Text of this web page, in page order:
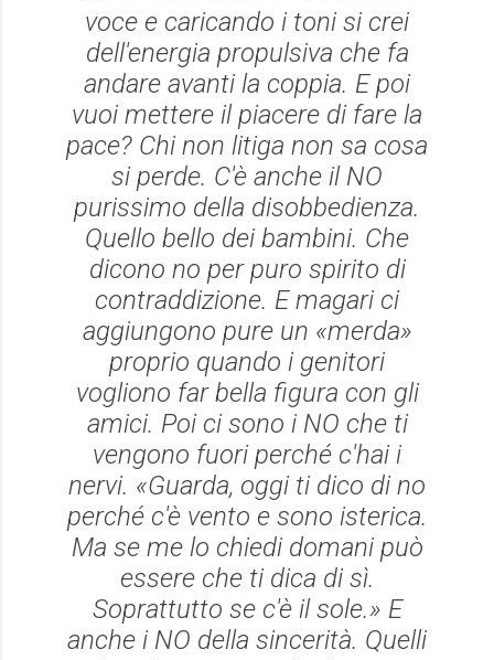
voce e caricando i toni si crei
dell'energia propulsiva che fa
andare avanti la coppia. E poi
vuoi mettere il piacere di fare la
pace? Chi non litiga non sa cosa
si perde. C'è anche il NO
purissimo della disobbedienza.
Quello bello dei bambini. Che
dicono no per puro spirito di
contraddizione. E magari ci
aggiungono pure un «merda»
proprio quando i genitori
vogliono far bella figura con gli
amici. Poi ci sono i NO che ti
vengono fuori perché c'hai i
nervi. «Guarda, oggi ti dico di no
perché c'è vento e sono isterica.
Ma se me lo chiedi domani può
essere che ti dica di sì.
Soprattutto se c'è il sole.» E
anche i NO della sincerità. Quelli